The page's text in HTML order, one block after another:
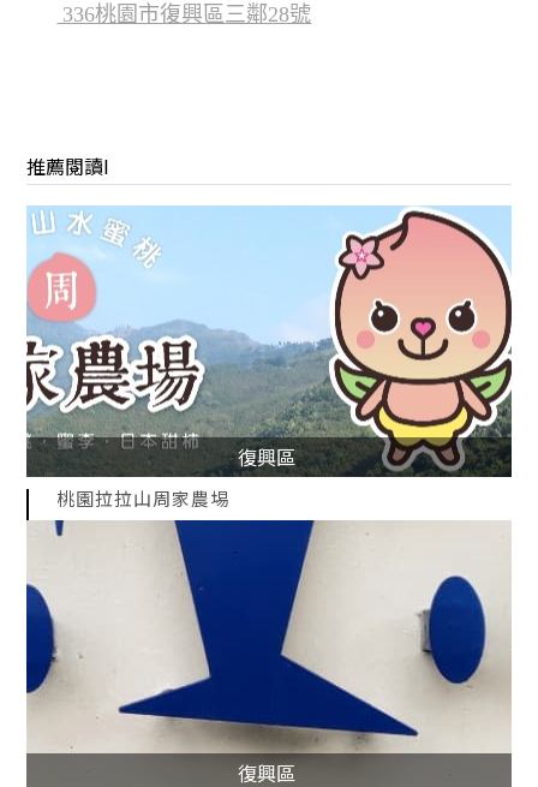
336桃園市復興區三鄰28號
推薦閱讀I
復興區
桃園拉拉山周家農埸
復興區